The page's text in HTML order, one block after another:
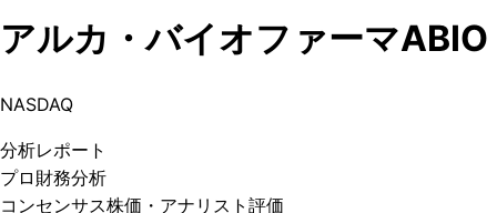
アルカ・バイオファーマABIO
NASDAQ
分析レポート
プロ 財務分析
コンセンサス株価 ・アナリスト評価